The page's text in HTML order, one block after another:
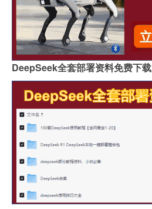
DeepSeek全套部署资料免费下载